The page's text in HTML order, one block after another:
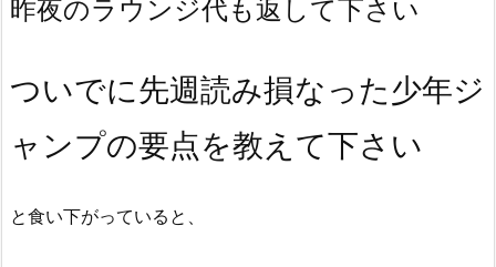
昨夜のラウンジ代も返して下さい
ついでに先週読み損なった少年ジ
ャンプの要点を教えて下さい
と食い下がっていると、